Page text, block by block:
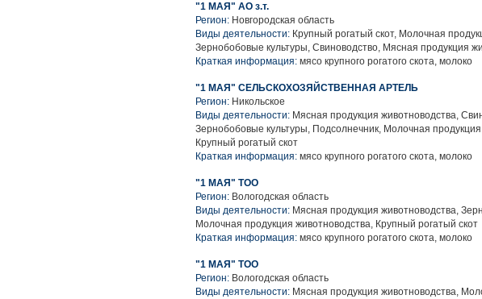
"1 МАЯ" АО з.т.
Регион: Новгородская область
Виды деятельности: Крупный рогатый скот, Молочная
Зернобобовые культуры, Свиноводство, Мясная продукция
Краткая информация: мясо крупного рогатого скота, молоко
"1 МАЯ" СЕЛЬСКОХОЗЯЙСТВЕННАЯ АРТЕЛЬ
Регион: Никольское
Виды деятельности: Мясная продукция животноводства,
Зернобобовые культуры, Подсолнечник, Молочная
Крупный рогатый скот
Краткая информация: мясо крупного рогатого скота, молоко
"1 МАЯ" ТОО
Регион: Вологодская область
Виды деятельности: Мясная продукция животноводства,
Молочная продукция животноводства, Крупный рогатый скот
Краткая информация: мясо крупного рогатого скота, молоко
"1 МАЯ" ТОО
Регион: Вологодская область
Виды деятельности: Мясная продукция животноводства,